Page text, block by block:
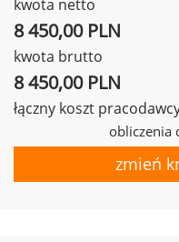
kwota netto
8 450,00 PLN
kwota brutto
8 450,00 PLN
łączny koszt
obliczenia
zmień